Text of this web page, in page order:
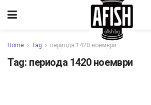
Home Tag периода 1420 ноември
Tag: периода 1420 ноември